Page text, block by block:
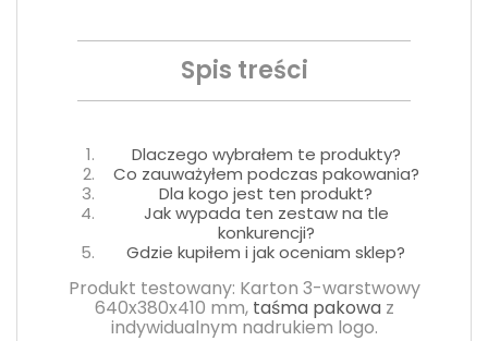
Spis treści
Dlaczego wybrałem te produkty?
Co zauważyłem podczas pakowania?
Dla kogo jest ten produkt?
Jak wypada ten zestaw na tle
konkurencji?
Gdzie kupiłem i jak oceniam sklep?
Produkt testowany: Karton 3-warstwowy
640x380x410 mm, taśma pakowaz
indywidualnym nadrukiem logo.